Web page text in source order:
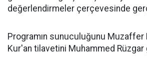
değerlendirmeler çerçevesinde
Programın sunuculuğunu Muzaffer
Kur'an tilavetini Muhammed